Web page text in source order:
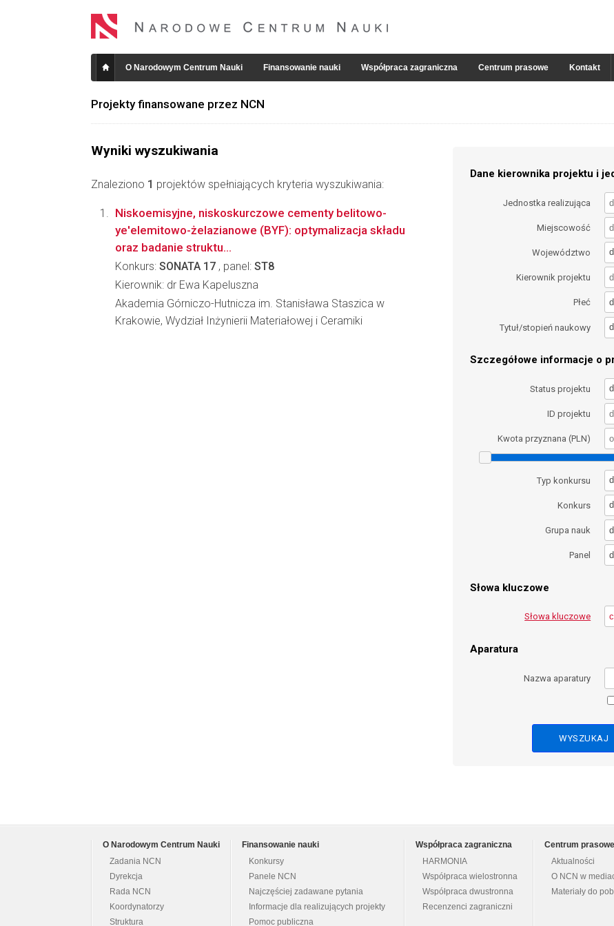
O Narodowym Centrum Nauki Finansowanie nauki Współpraca zagraniczna Centrum prasowe Kontakt
Projekty finansowane przez NCN
Wyniki wyszukiwania
Znaleziono 1 projektów spełniających kryteria wyszukiwania:
Dane kierownika projektu i
Jednostka realizująca
Miejscowość
Województwo
Kierownik projektu
Płeć
Tytuł/stopień naukowy
Szczegółowe informacje o
Status projektu
ID projektu
Kwota przyznana (PLN)
Typ konkursu
Konkurs
Grupa nauk
Panel
Słowa kluczowe
Słowa kluczowe
Aparatura
Nazwa aparatury
Niskoemisyjne, niskoskurczowe cementy belitowo-
ye'elemitowo-żelazianowe (BYF): optymalizacja składu
oraz badanie struktu...
Konkurs: SONATA 17 , panel: ST8
Kierownik: dr Ewa Kapeluszna
Akademia Górniczo-Hutnicza im. Stanisława Staszica w
Krakowie, Wydział Inżynierii Materiałowej i Ceramiki
O Narodowym Centrum Nauki
Zadania NCN
Dyrekcja
Rada NCN
Koordynatorzy
Struktura
Finansowanie nauki
Konkursy
Panele NCN
Najczęściej zadawane pytania
Informacje dla realizujących projekty
Pomoc publiczna
Współpraca zagraniczna
HARMONIA
Współpraca wielostronna
Współpraca dwustronna
Recenzenci zagraniczni
Centrum prasowe
Aktualności
O NCN w
Materiały do